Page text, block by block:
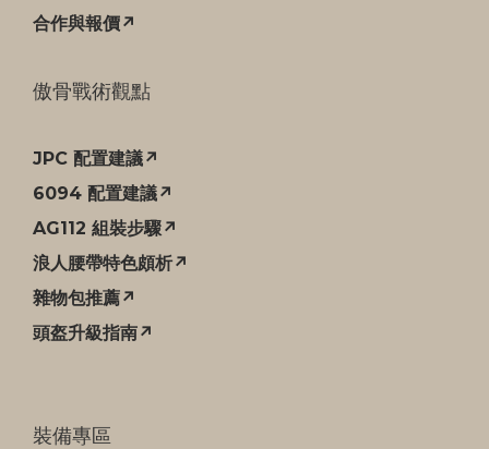
合作與報價↗
傲骨戰術觀點
JPC 配置建議↗
6094 配置建議↗
AG112 組裝步驟↗
浪人腰帶特色頗析↗
雜物包推薦↗
頭盔升級指南↗
裝備專區